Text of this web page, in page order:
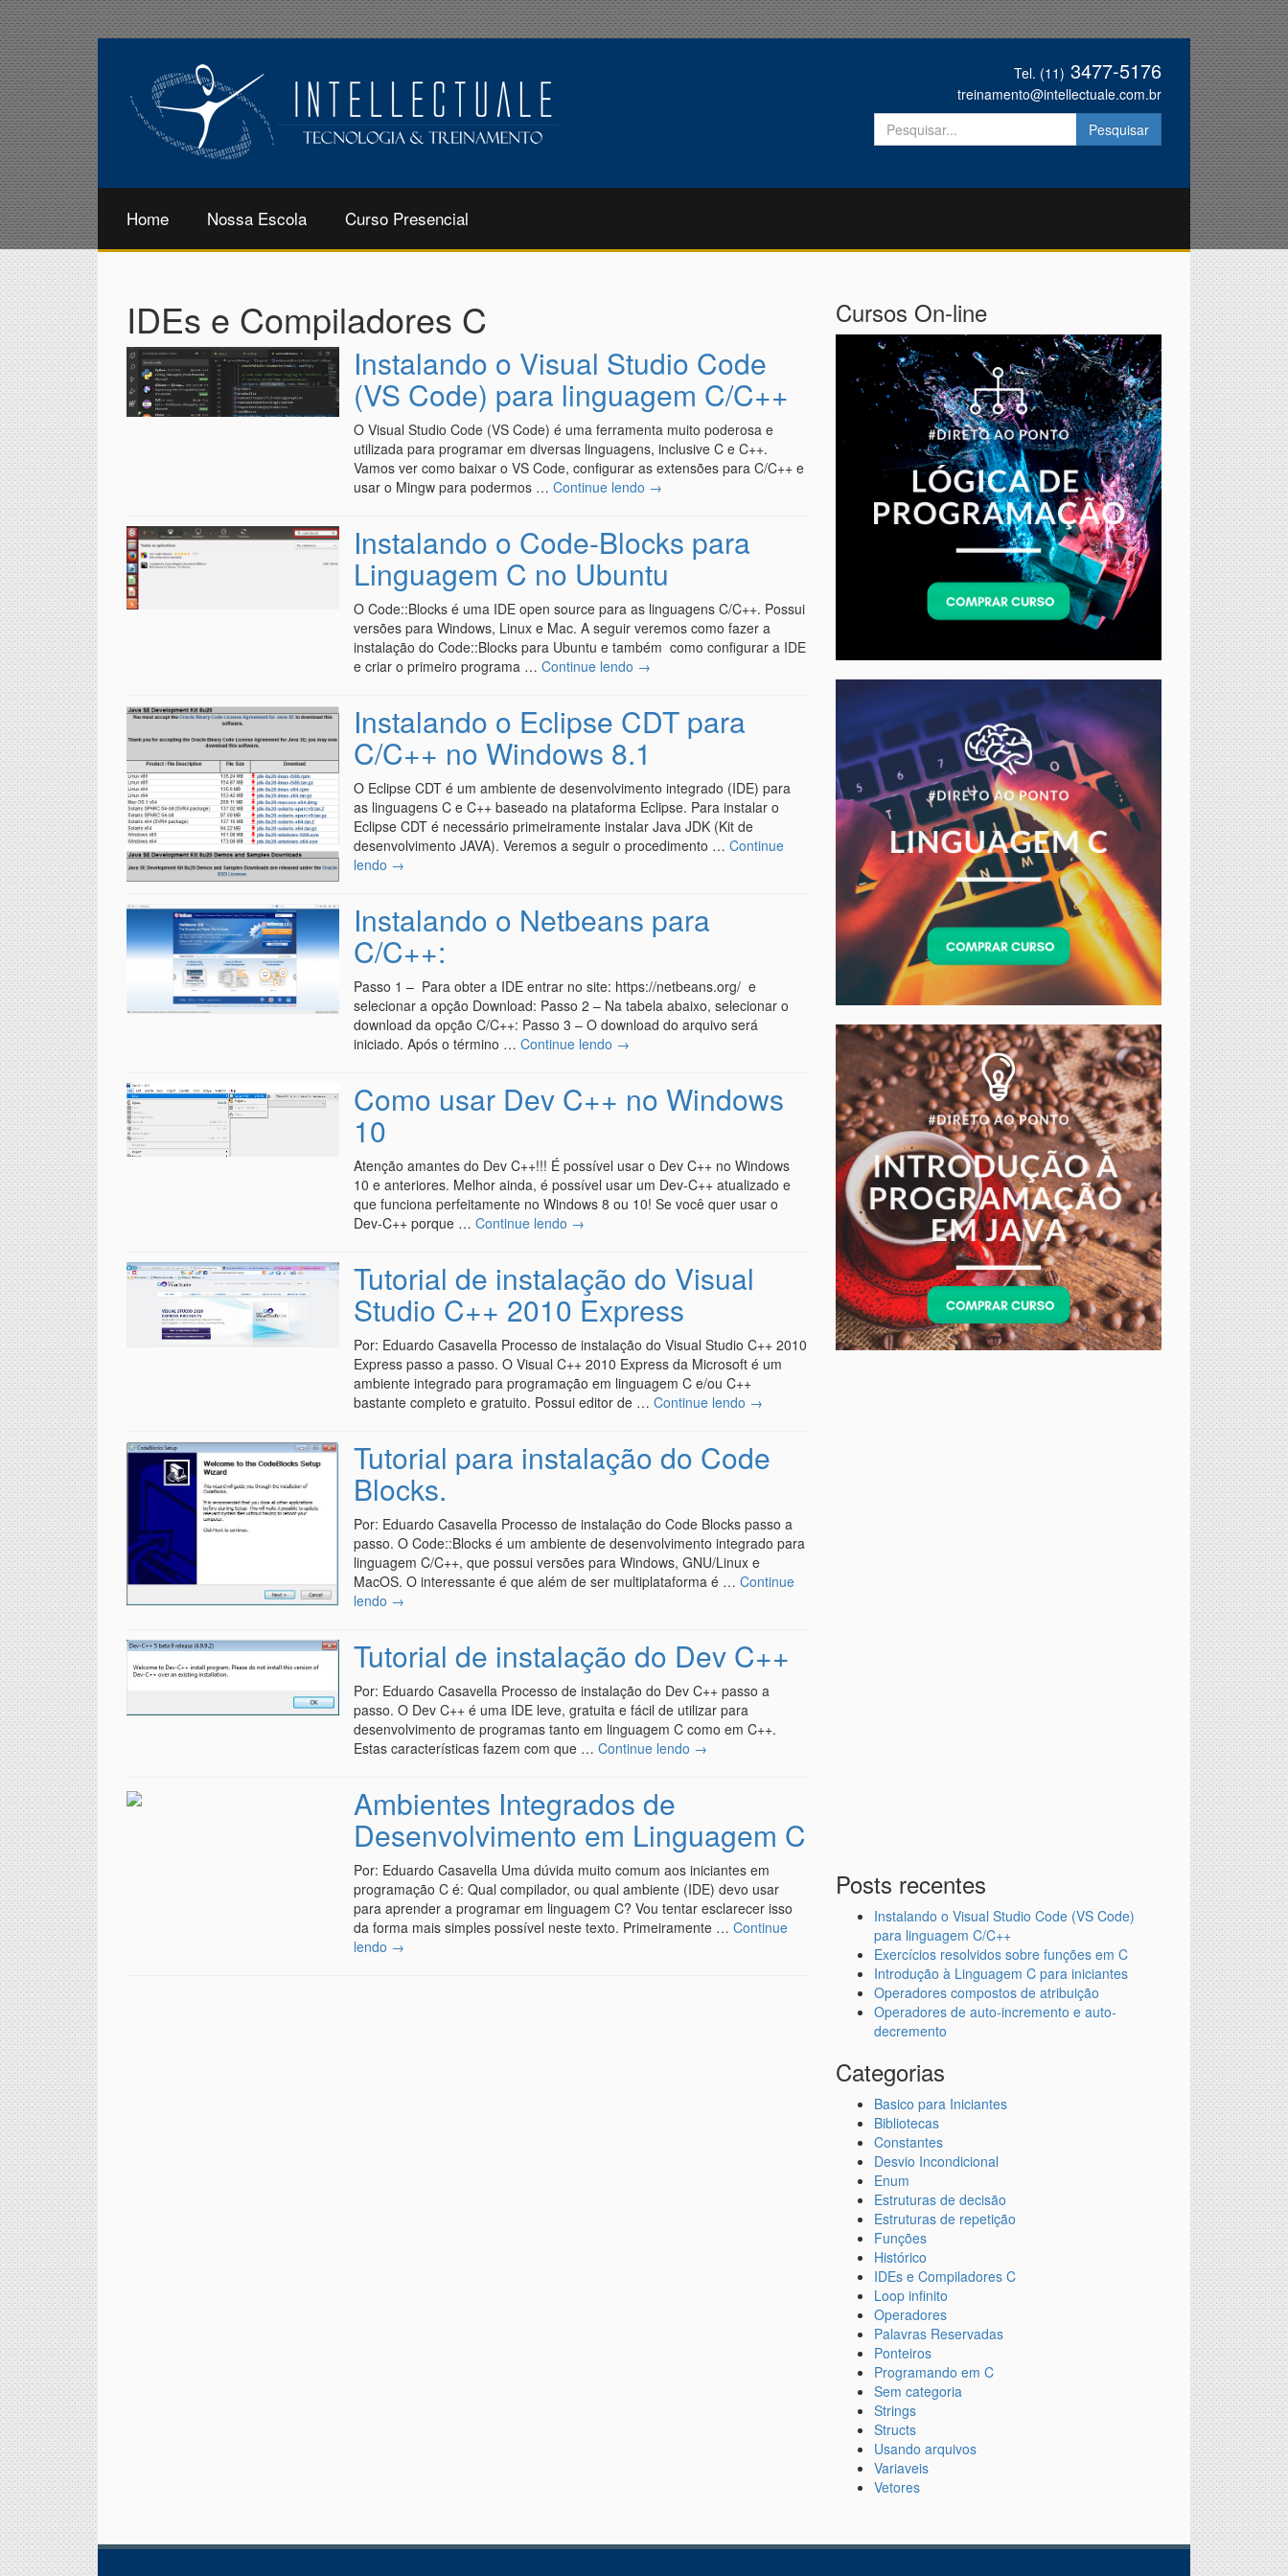
Tel. (11) 3477-5176
treinamento@intellectuale.com.br
Home Nossa Escola Curso Presencial
IDEs e Compiladores C
Instalando o Visual Studio Code
(VS Code) para linguagem C/C++
O Visual Studio Code (VS Code) é uma ferramenta muito poderosa e
utilizada para programar em diversas linguagens, inclusive C e C++.
Vamos ver como baixar o VS Code, configurar as extensões para C/C++ e
usar o Mingw para podermos … Continue lendo →
Instalando o Code-Blocks para
Linguagem C no Ubuntu
O Code::Blocks é uma IDE open source para as linguagens C/C++. Possui
versões para Windows, Linux e Mac. A seguir veremos como fazer a
instalação do Code::Blocks para Ubuntu e também como configurar a IDE
e criar o primeiro programa … Continue lendo →
Instalando o Eclipse CDT para
C/C++ no Windows 8.1
O Eclipse CDT é um ambiente de desenvolvimento integrado (IDE) para
as linguagens C e C++ baseado na plataforma Eclipse. Para instalar o
Eclipse CDT é necessário primeiramente instalar Java JDK (Kit de
desenvolvimento JAVA). Veremos a seguir o procedimento … Continue
lendo →
Instalando o Netbeans para
C/C++:
Passo 1 – Para obter a IDE entrar no site: https://netbeans.org/ e
selecionar a opção Download: Passo 2 – Na tabela abaixo, selecionar o
download da opção C/C++: Passo 3 – O download do arquivo será
iniciado. Após o término … Continue lendo →
Como usar Dev C++ no Windows
10
Atenção amantes do Dev C++!!! É possível usar o Dev C++ no Windows
10 e anteriores. Melhor ainda, é possível usar um Dev-C++ atualizado e
que funciona perfeitamente no Windows 8 ou 10! Se você quer usar o
Dev-C++ porque … Continue lendo →
Tutorial de instalação do Visual
Studio C++ 2010 Express
Por: Eduardo Casavella Processo de instalação do Visual Studio C++ 2010
Express passo a passo. O Visual C++ 2010 Express da Microsoft é um
ambiente integrado para programação em linguagem C e/ou C++
bastante completo e gratuito. Possui editor de … Continue lendo →
Tutorial para instalação do Code
Blocks.
Por: Eduardo Casavella Processo de instalação do Code Blocks passo a
passo. O Code::Blocks é um ambiente de desenvolvimento integrado para
linguagem C/C++, que possui versões para Windows, GNU/Linux e
MacOS. O interessante é que além de ser multiplataforma é … Continue
lendo →
Tutorial de instalação do Dev C++
Por: Eduardo Casavella Processo de instalação do Dev C++ passo a
passo. O Dev C++ é uma IDE leve, gratuita e fácil de utilizar para
desenvolvimento de programas tanto em linguagem C como em C++.
Estas características fazem com que … Continue lendo →
Ambientes Integrados de
Desenvolvimento em Linguagem C
Por: Eduardo Casavella Uma dúvida muito comum aos iniciantes em
programação C é: Qual compilador, ou qual ambiente (IDE) devo usar
para aprender a programar em linguagem C? Vou tentar esclarecer isso
da forma mais simples possível neste texto. Primeiramente … Continue
lendo →
Cursos On-line
Posts recentes
Instalando o Visual Studio Code (VS Code)
para linguagem C/C++
Exercícios resolvidos sobre funções em C
Introdução à Linguagem C para iniciantes
Operadores compostos de atribuição
Operadores de auto-incremento e auto-
decremento
Categorias
Basico para Iniciantes
Bibliotecas
Constantes
Desvio Incondicional
Enum
Estruturas de decisão
Estruturas de repetição
Funções
Histórico
IDEs e Compiladores C
Loop infinito
Operadores
Palavras Reservadas
Ponteiros
Programando em C
Sem categoria
Strings
Structs
Usando arquivos
Variaveis
Vetores